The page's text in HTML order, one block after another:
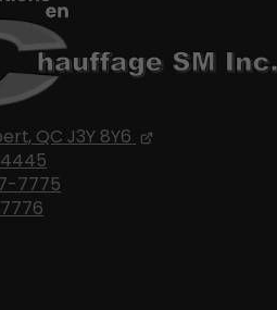
QC J3Y 8Y6
7775